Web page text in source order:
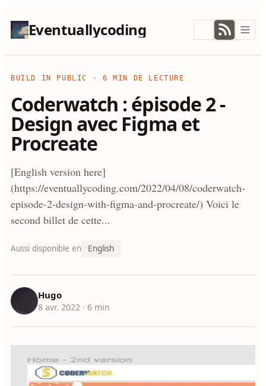
Eventuallycoding
BUILD IN PUBLIC · 6 MIN DE LECTURE
Coderwatch : épisode 2 -
Design avec Figma et
Procreate
[English version here]
(https://eventuallycoding.com/2022/04/08/coderwatch-
episode-2-design-with-figma-and-procreate/) Voici le
second billet de cette...
Aussi disponible en English
Hugo
8 avr. 2022 · 6 min